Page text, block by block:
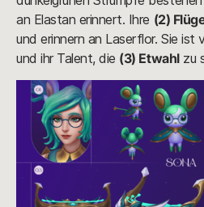
an Elastan erinnert. Ihre (2)
und erinnern an Laserflor. Sie ist
und ihr Talent, die (3) Etwahlzu